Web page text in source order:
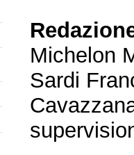
Michelon
Sardi